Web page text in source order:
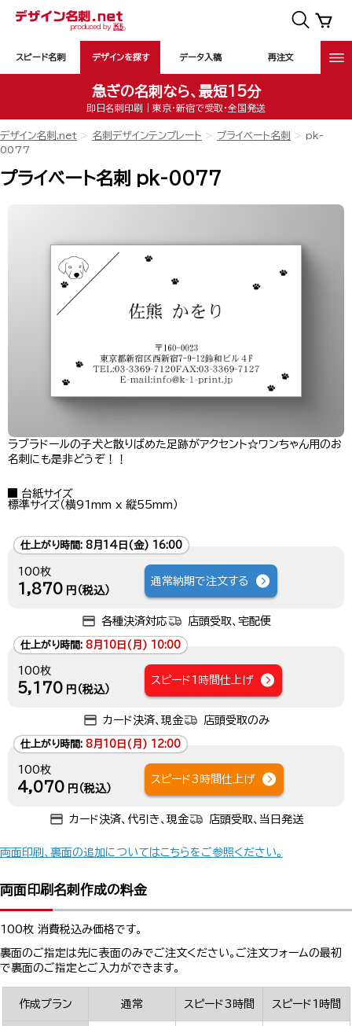
スピード名刺 デザインを探す データ入稿 再注文
急ぎの名刺なら、最短15分
即日名刺印刷｜東京・新宿で受取・全国発送
デザイン名刺.net 名刺デザインテンプレート プライベート名刺
pk-
0077
プライベート名刺 pk-0077
ラブラドールの子犬と散りばめた足跡がアクセント☆ワンちゃん用のお
名刺にも是非どうぞ！！
台紙サイズ
標準サイズ（横91mm x 縦55mm）
仕上がり時間: 8月14日(金) 16:00
100枚
1,870 円（税込）
通常納期で注文する
各種決済対応 店頭受取、宅配便
仕上がり時間: 8月10日(月) 10:00
100枚
5,170 円（税込）
スピード1時間仕上げ
カード決済、現金 店頭受取のみ
仕上がり時間: 8月10日(月) 12:00
100枚
4,070 円（税込）
スピード3時間仕上げ
カード決済、代引き、現金 店頭受取、当日発送
両面印刷、裏面の追加についてはこちらをご参照ください。
両面印刷名刺作成の料金
100枚 消費税込み価格です。
裏面のご指定は先に表面のみでご注文ください。ご注文フォームの最初
で裏面のご指定とご入力ができます。
作成プラン 通常 スピード3時間 スピード1時間